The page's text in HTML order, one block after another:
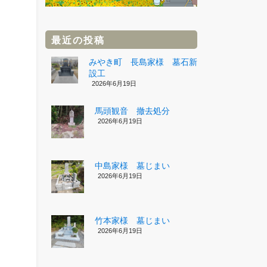
最近の投稿
みやき町 長島家様 墓石新
設工
2026年6月19日
馬頭観音 撤去処分
2026年6月19日
中島家様 墓じまい
2026年6月19日
竹本家様 墓じまい
2026年6月19日